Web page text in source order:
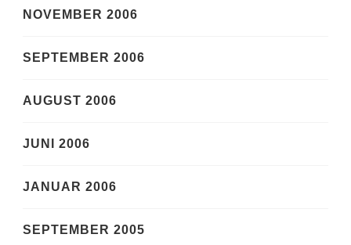
NOVEMBER 2006
SEPTEMBER 2006
AUGUST 2006
JUNI 2006
JANUAR 2006
SEPTEMBER 2005